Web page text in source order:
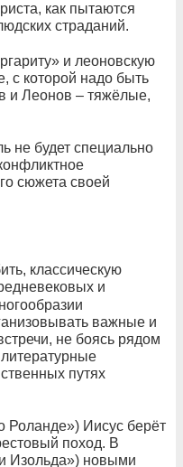
как пытаются
страданий.
и леоновскую
с которой надо быть
и Леонов – тяжёлые,
не будет специально
сюжета своей
классическую
и
важные и
не боясь рядом
путях
Роланде») Иисус берёт
поход. В
Изольда») новыми